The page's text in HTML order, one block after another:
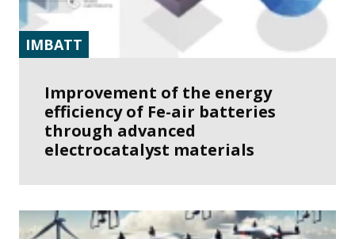
IMBATT
Improvement of the energy
efficiency of Fe-air batteries
through advanced
electrocatalyst materials